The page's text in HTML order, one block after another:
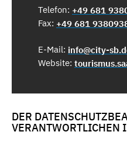
Telefon: +49 681
Fax: +49 681
E-Mail: info@city-
Website:
DER
VERANTWORTLICHEN